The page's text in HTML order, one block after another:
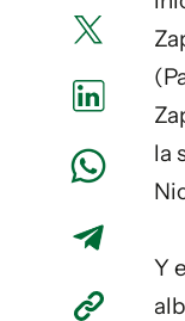
la
Y